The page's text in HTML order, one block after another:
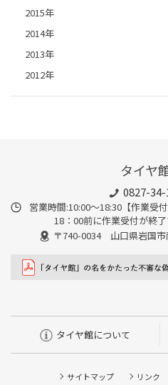
2015年
2014年
2013年
2012年
タイヤ
0827-34-
営業時間:10:00〜18:30【作業受
18：00前に作業受付が終了
〒740-0034 山口県岩国市
タイヤ館について
サイトマップ リンク